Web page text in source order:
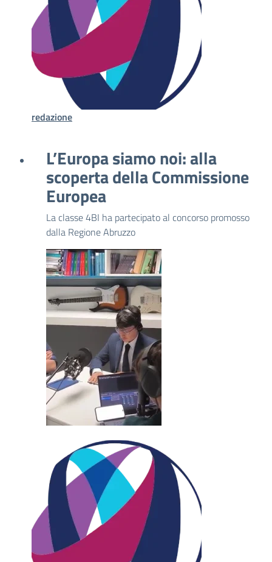
redazione
L’Europa siamo noi: alla
scoperta della Commissione
Europea
La classe 4BI ha partecipato al concorso promosso
dalla Regione Abruzzo